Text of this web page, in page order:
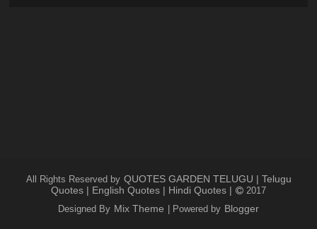
All Rights Reserved by QUOTES GARDEN TELUGU | Telugu
Quotes | English Quotes | Hindi Quotes |
2017
Designed By Mix Theme | Powered by Blogger